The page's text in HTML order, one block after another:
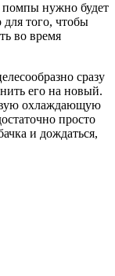
помпы нужно будет
для того, чтобы
во время
сразу
его на новый.
охлаждающую
просто
и дождаться,